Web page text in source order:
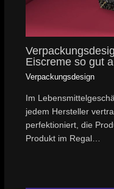
Eiscreme so gut
Verpackungsdesign
Im
jedem Hersteller
perfektioniert, die
Produkt im Regal…